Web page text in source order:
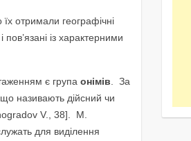
отримали географічні
із характерними
є групаонімів
За
називають дійсний чи
V., 38]. М.
для виділення